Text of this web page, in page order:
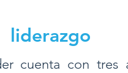
liderazgo
cuenta con tres